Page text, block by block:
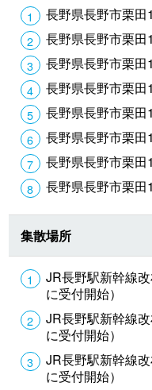
長野県長野市栗田
長野県長野市栗田
長野県長野市栗田
長野県長野市栗田
長野県長野市栗田
長野県長野市栗田
長野県長野市栗田
長野県長野市栗田
集散場所
JR長野駅新幹線
に受付開始）
JR長野駅新幹線
に受付開始）
JR長野駅新幹線
に受付開始）